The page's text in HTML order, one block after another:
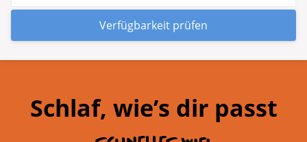
Verfügbarkeit prüfen
Schlaf, wie’s dir passt